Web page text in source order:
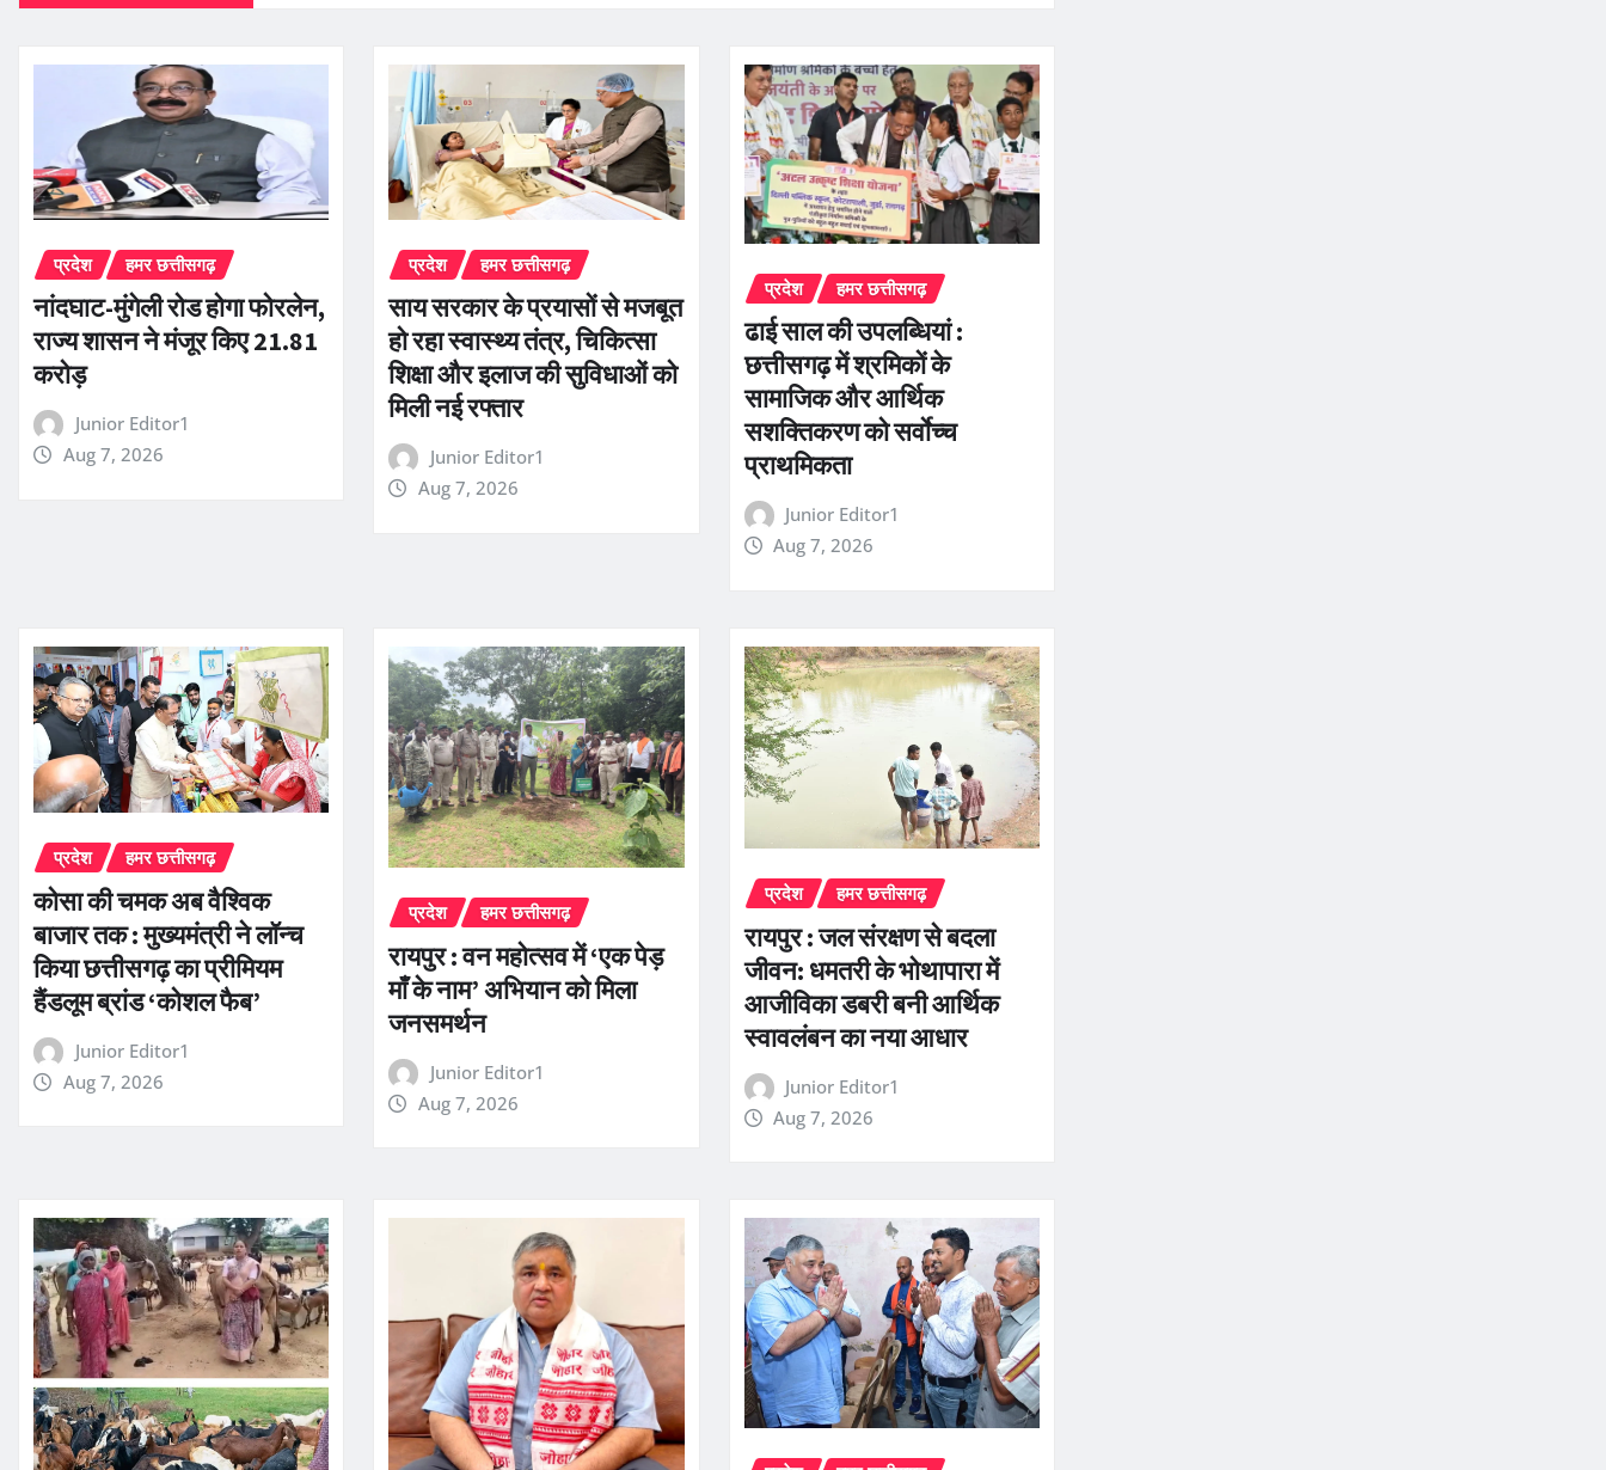
प्रदेश हमर छत्तीसगढ़
नांदघाट-मुंगेली रोड होगा फोरलेन,
राज्य शासन ने मंजूर किए 21.81
करोड़
Junior Editor1
Aug 7, 2026
प्रदेश हमर छत्तीसगढ़
साय सरकार के प्रयासों से मजबूत
हो रहा स्वास्थ्य तंत्र, चिकित्सा
शिक्षा और इलाज की सुविधाओं को
मिली नई रफ्तार
Junior Editor1
Aug 7, 2026
प्रदेश हमर छत्तीसगढ़
ढाई साल की उपलब्धियां :
छत्तीसगढ़ में श्रमिकों के
सामाजिक और आर्थिक
सशक्तिकरण को सर्वाेच्च
प्राथमिकता
Junior Editor1
Aug 7, 2026
प्रदेश हमर छत्तीसगढ़
कोसा की चमक अब वैश्विक
बाजार तक : मुख्यमंत्री ने लॉन्च
किया छत्तीसगढ़ का प्रीमियम
हैंडलूम ब्रांड ‘कोशल फैब’
Junior Editor1
Aug 7, 2026
प्रदेश हमर छत्तीसगढ़
रायपुर : वन महोत्सव में ‘एक पेड़
माँ के नाम’ अभियान को मिला
जनसमर्थन
Junior Editor1
Aug 7, 2026
प्रदेश हमर छत्तीसगढ़
रायपुर : जल संरक्षण से बदला
जीवन: धमतरी के भोथापारा में
आजीविका डबरी बनी आर्थिक
स्वावलंबन का नया आधार
Junior Editor1
Aug 7, 2026